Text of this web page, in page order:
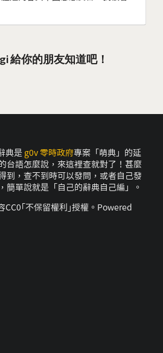
給你的朋友知道吧！
典是 g0v 零時政府專案「萌典」的延
台語怎麼說，來這裡查就對了！甚麼
到，查不到時可以發問，或者自己發
簡單說就是「自己的辭典自己編」。
CC0｢不保留權利｣授權。Powered